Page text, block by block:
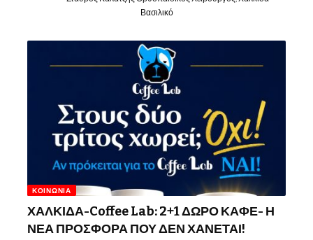
Βασιλικό
ΚΟΙΝΩΝΊΑ
ΧΑΛΚΙΔΑ-Coffee Lab: 2+1 ΔΩΡΟ ΚΑΦΕ- Η
ΝΕΑ ΠΡΟΣΦΟΡΑ ΠΟΥ ΔΕΝ ΧΑΝΕΤΑΙ!